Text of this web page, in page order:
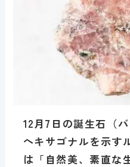
12月7日の誕生石（
ヘキサゴナルを示す
は「自然美、素直な